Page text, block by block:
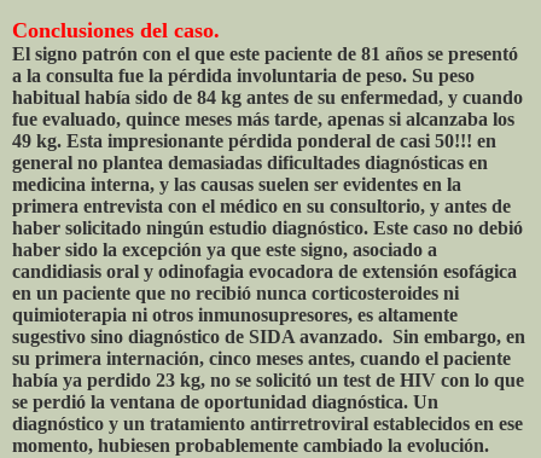
Conclusiones del caso.
El signo patrón con el que este paciente de 81 años se presentó
a la consulta fue la pérdida involuntaria de peso. Su peso
habitual había sido de 84 kg antes de su enfermedad, y cuando
fue evaluado, quince meses más tarde, apenas si alcanzaba los
49 kg. Esta impresionante pérdida ponderal de casi 50!!! en
general no plantea demasiadas dificultades diagnósticas en
medicina interna, y las causas suelen ser evidentes en la
primera entrevista con el médico en su consultorio, y antes de
haber solicitado ningún estudio diagnóstico. Este caso no debió
haber sido la excepción ya que este signo, asociado a
candidiasis oral y odinofagia evocadora de extensión esofágica
en un paciente que no recibió nunca corticosteroides ni
quimioterapia ni otros inmunosupresores, es altamente
sugestivo sino diagnóstico de SIDA avanzado. Sin embargo, en
su primera internación, cinco meses antes, cuando el paciente
había ya perdido 23 kg, no se solicitó un test de HIV con lo que
se perdió la ventana de oportunidad diagnóstica. Un
diagnóstico y un tratamiento antirretroviral establecidos en ese
momento, hubiesen probablemente cambiado la evolución.